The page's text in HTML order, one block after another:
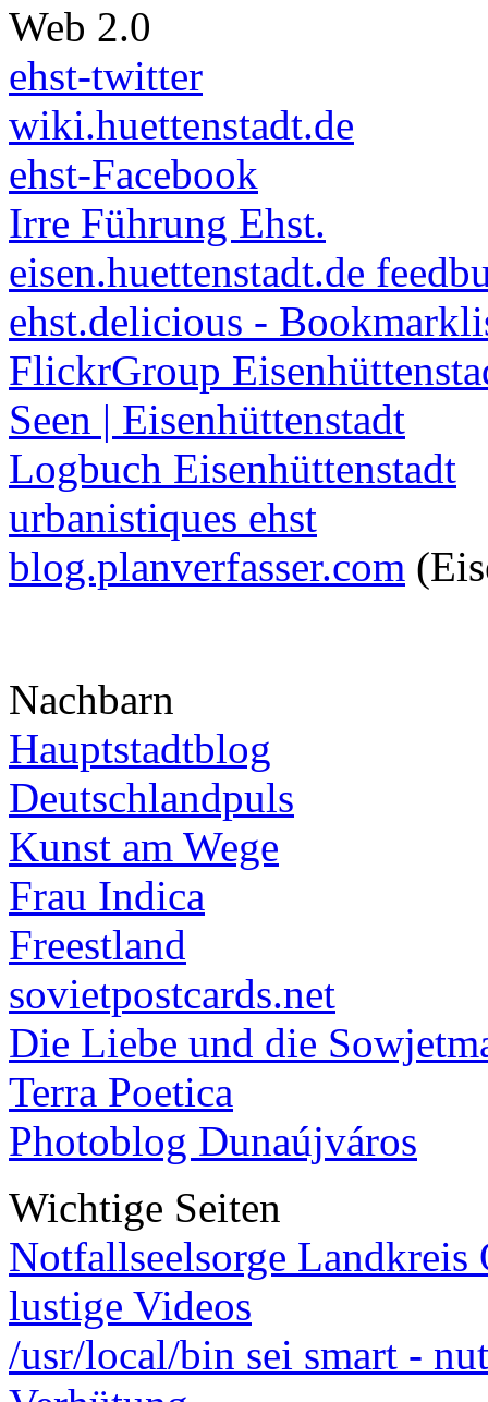
Web 2.0
ehst-twitter
wiki.huettenstadt.de
ehst-Facebook
Irre Führung Ehst.
eisen.huettenstadt.de
ehst.delicious -
FlickrGroup
Seen | Eisenhüttenstadt
Logbuch Eisenhüttenstadt
urbanistiques ehst
blog.planverfasser.com
Nachbarn
Hauptstadtblog
Deutschlandpuls
Kunst am Wege
Frau Indica
Freestland
sovietpostcards.net
Die Liebe und die
Terra Poetica
Photoblog Dunaújváros
Wichtige Seiten
Notfallseelsorge Landkreis
lustige Videos
/usr/local/bin sei smart -